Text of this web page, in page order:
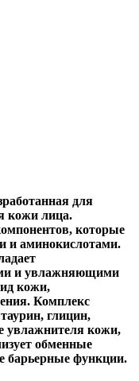
для
кожи лица.
которые
и аминокислотами.
и увлажняющими
кожи,
Комплекс
глицин,
увлажнителя кожи,
обменные
барьерные функции.